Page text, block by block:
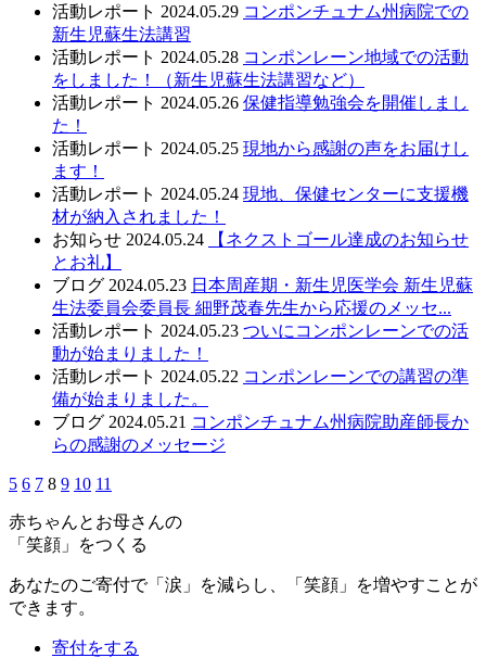
活動レポート 2024.05.29 コンポンチュナム州病院での
新生児蘇生法講習
活動レポート 2024.05.28 コンポンレーン地域での活動
をしました！（新生児蘇生法講習など）
活動レポート 2024.05.26 保健指導勉強会を開催しまし
た！
活動レポート 2024.05.25 現地から感謝の声をお届けし
ます！
活動レポート 2024.05.24 現地、保健センターに支援機
材が納入されました！
お知らせ 2024.05.24
【ネクストゴール達成のお知らせ
とお礼】
ブログ 2024.05.23 日本周産期・新生児医学会 新生児蘇
生法委員会委員長 細野茂春先生から応援のメッセ...
活動レポート 2024.05.23 ついにコンポンレーンでの活
動が始まりました！
活動レポート 2024.05.22 コンポンレーンでの講習の準
備が始まりました。
ブログ 2024.05.21 コンポンチュナム州病院助産師長か
らの感謝のメッセージ
5 6 7 8 9 10 11
赤ちゃんとお母さんの
「笑顔」をつくる
あなたのご寄付で「涙」を減らし、「笑顔」を増やすことが
できます。
寄付をする